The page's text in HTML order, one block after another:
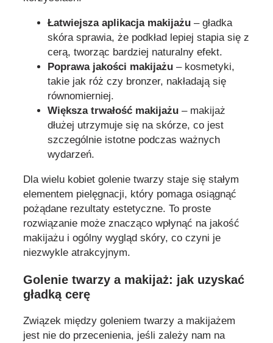
Łatwiejsza aplikacja makijażu – gładka
skóra sprawia, że podkład lepiej stapia się z
cerą, tworząc bardziej naturalny efekt.
Poprawa jakości makijażu – kosmetyki,
takie jak róż czy bronzer, nakładają się
równomierniej.
Większa trwałość makijażu – makijaż
dłużej utrzymuje się na skórze, co jest
szczególnie istotne podczas ważnych
wydarzeń.
Dla wielu kobiet golenie twarzy staje się stałym
elementem pielęgnacji, który pomaga osiągnąć
pożądane rezultaty estetyczne. To proste
rozwiązanie może znacząco wpłynąć na jakość
makijażu i ogólny wygląd skóry, co czyni je
niezwykle atrakcyjnym.
Golenie twarzy a makijaż: jak uzyskać
gładką cerę
Związek między goleniem twarzy a makijażem
jest nie do przecenienia, jeśli zależy nam na